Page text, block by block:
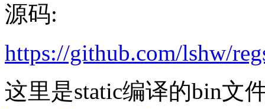
源码:
https://github.com/lshw/
这里是static编译的bin文